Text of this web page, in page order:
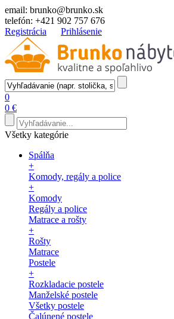
email: brunko@brunko.sk
telefón: +421 902 757 676
Registrácia
Prihlásenie
0
0 €
Všetky kategórie
Spálňa
+
Komody, regály a police
+
Komody
Regály a police
Matrace a rošty
+
Rošty
Matrace
Postele
+
Rozkladacie postele
Manželské postele
Všetky postele
Čalúnené postele